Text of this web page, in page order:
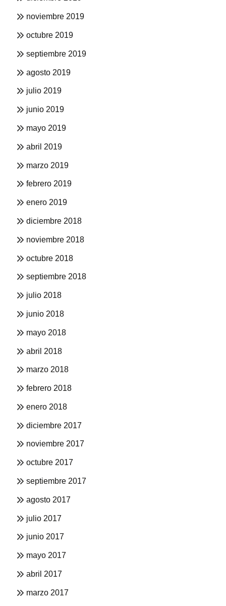
noviembre 2019
octubre 2019
septiembre 2019
agosto 2019
julio 2019
junio 2019
mayo 2019
abril 2019
marzo 2019
febrero 2019
enero 2019
diciembre 2018
noviembre 2018
octubre 2018
septiembre 2018
julio 2018
junio 2018
mayo 2018
abril 2018
marzo 2018
febrero 2018
enero 2018
diciembre 2017
noviembre 2017
octubre 2017
septiembre 2017
agosto 2017
julio 2017
junio 2017
mayo 2017
abril 2017
marzo 2017